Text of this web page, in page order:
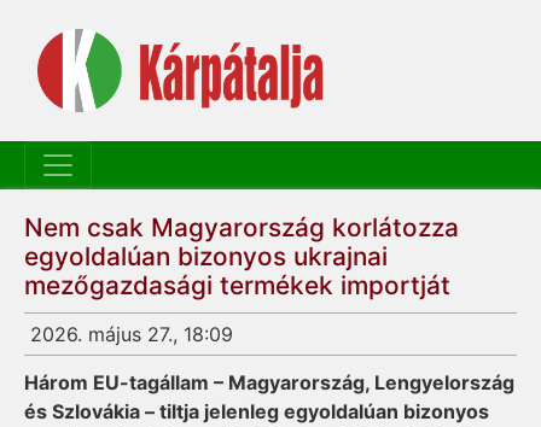
Nem csak Magyarország korlátozza
egyoldalúan bizonyos ukrajnai
mezőgazdasági termékek importját
2026. május 27., 18:09
Három EU-tagállam – Magyarország, Lengyelország
és Szlovákia – tiltja jelenleg egyoldalúan bizonyos